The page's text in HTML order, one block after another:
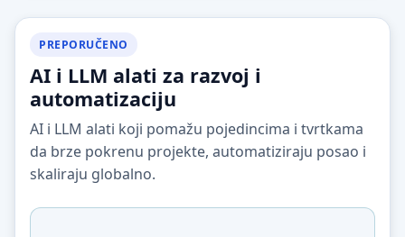
PREPORUČENO
AI i LLM alati za razvoj i
automatizaciju
AI i LLM alati koji pomažu pojedincima i tvrtkama
da brze pokrenu projekte, automatiziraju posao i
skaliraju globalno.